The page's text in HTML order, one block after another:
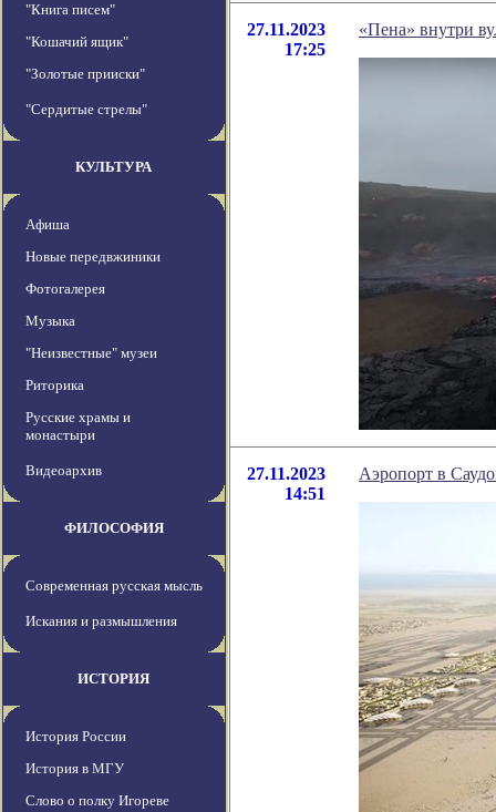
"Книга писем"
"Кошачий ящик"
"Золотые прииски"
"Сердитые стрелы"
КУЛЬТУРА
Афиша
Новые передвжиники
Фотогалерея
Музыка
"Неизвестные" музеи
Риторика
Русские храмы и
монастыри
Видеоархив
ФИЛОСОФИЯ
Современная русская мысль
Искания и размышления
ИСТОРИЯ
История России
История в МГУ
Слово о полку Игореве
27.11.2023
17:25
«Пена» внутри
27.11.2023
14:51
Аэропорт в